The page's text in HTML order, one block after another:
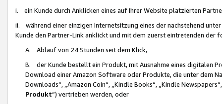
i. ein Kunde durch Anklicken eines auf Ihrer Website platzierten
ii. während einer einzigen Internetsitzung eines der nachstehend
Kunde den Partner-Link anklickt und mit dem zuerst eintretenden der
A. Ablauf von 24 Stunden seit dem Klick,
B. der Kunde bestellt ein Produkt, mit Ausnahme eines digitalen
Download einer Amazon Software oder Produkte, die unter dem
Downloads“, „Amazon Coin“, „Kindle Books“, „Kindle
Produkt“) vertrieben werden, oder